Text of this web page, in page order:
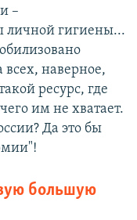
–
личной гигиены...
наверное,
ресурс, где
им не хватает.
Да это бы
большую